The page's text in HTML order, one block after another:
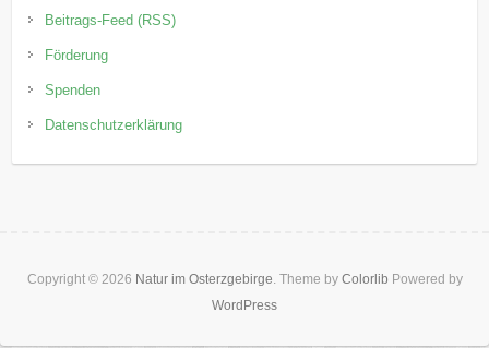
Beitrags-Feed (RSS)
Förderung
Spenden
Datenschutzerklärung
Copyright © 2026 Natur im Osterzgebirge . Theme by Colorlib Powered by
WordPress